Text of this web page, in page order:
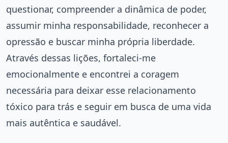
questionar, compreender a dinâmica de poder,
assumir minha responsabilidade, reconhecer a
opressão e buscar minha própria liberdade.
Através dessas lições, fortaleci-me
emocionalmente e encontrei a coragem
necessária para deixar esse relacionamento
tóxico para trás e seguir em busca de uma vida
mais autêntica e saudável.